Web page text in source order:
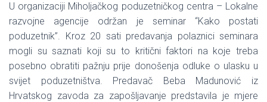
G
A
T
O
N
U organizaciji Miholjačkog poduzetničkog centra – Lokalne
razvojne agencije održan je seminar “Kako postati
poduzetnik”. Kroz 20 sati predavanja polaznici seminara
mogli su saznati koji su to kritični faktori na koje treba
posebno obratiti pažnju prije donošenja odluke o ulasku u
svijet poduzetništva. Predavač Beba Madunović iz
Hrvatskog zavoda za zapošljavanje predstavila je mjere